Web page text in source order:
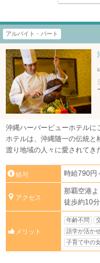
アルバイト・パート
沖縄ハーバービューホテルに
ホテルは、沖縄随一の伝統と
渡り地域の人々に愛されてき
給与 時給790円
アクセス
那覇空港
徒歩約10分
メリット
年齢不問
語学が活か
子育て中の